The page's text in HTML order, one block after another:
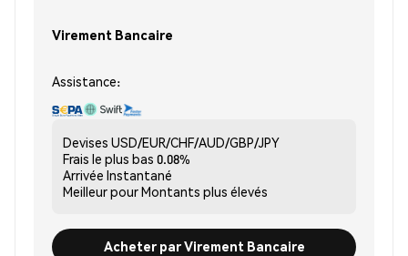
Virement Bancaire
Assistance:
Devises USD/EUR/CHF/AUD/GBP/JPY
Frais le plus bas 0.08%
Arrivée Instantané
Meilleur pourMontants plus élevés
Acheter par Virement Bancaire